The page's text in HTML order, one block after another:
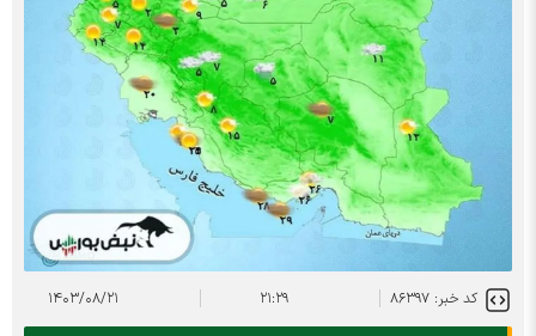
کد خبر: ۸۶۳۹۷ ۲۱:۲۹ ۱۴۰۳/۰۸/۲۱